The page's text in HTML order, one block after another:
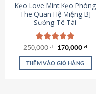
Kẹo Love Mint Kẹo Phòng
The Quan Hệ Miệng BJ
Sướng Tê Tái
Được xếp
hạng5.00
5 sao
250,000₫ Giá
là:
250,000 ₫.
170,000₫Giá
tại
THÊM VÀO GIỎ HÀNG